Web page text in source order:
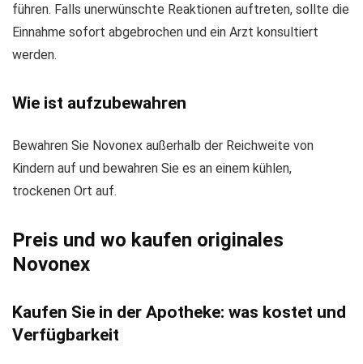
führen. Falls unerwünschte Reaktionen auftreten, sollte die
Einnahme sofort abgebrochen und ein Arzt konsultiert
werden.
Wie ist aufzubewahren
Bewahren Sie Novonex außerhalb der Reichweite von
Kindern auf und bewahren Sie es an einem kühlen,
trockenen Ort auf.
Preis und wo kaufen originales
Novonex
Kaufen Sie in der Apotheke: was kostet und
Verfügbarkeit